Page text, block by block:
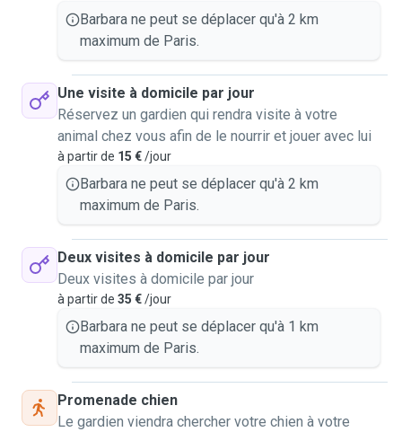
Barbara ne peut se déplacer qu'à 2 km
maximum de Paris.
Une visite à domicile par jour
Réservez un gardien qui rendra visite à votre
animal chez vous afin de le nourrir et jouer avec lui
à partir de 15 €/jour
Barbara ne peut se déplacer qu'à 2 km
maximum de Paris.
Deux visites à domicile par jour
Deux visites à domicile par jour
à partir de 35 €/jour
Barbara ne peut se déplacer qu'à 1 km
maximum de Paris.
Promenade chien
Le gardien viendra chercher votre chien à votre